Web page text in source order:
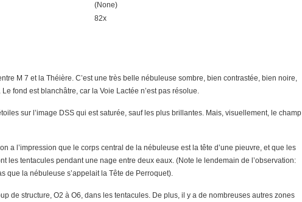
(None)
82x
M 7 et la Théière. C’est une très belle nébuleuse sombre, bien contrastée, bien noire,
fond est blanchâtre, car la Voie Lactée n’est pas résolue.
sur l’image DSS qui est saturée, sauf les plus brillantes. Mais, visuellement, le champ
a l’impression que le corps central de la nébuleuse est la tête d’une pieuvre, et que les
les tentacules pendant une nage entre deux eaux. (Note le lendemain de l’observation:
que la nébuleuse s’appelait la Tête de Perroquet).
de structure, O2 à O6, dans les tentacules. De plus, il y a de nombreuses autres zones